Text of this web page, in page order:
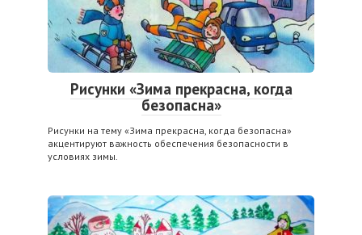
Рисунки «Зима прекрасна, когда
безопасна»
Рисунки на тему «Зима прекрасна, когда безопасна»
акцентируют важность обеспечения безопасности в
условиях зимы.